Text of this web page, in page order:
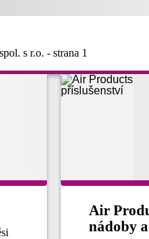
s r.o. - strana 1
Air
nádoby